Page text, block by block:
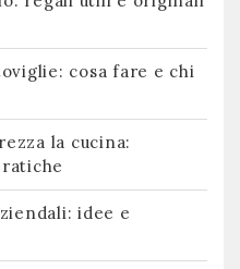
cosa fare e chi
la cucina:
idee e